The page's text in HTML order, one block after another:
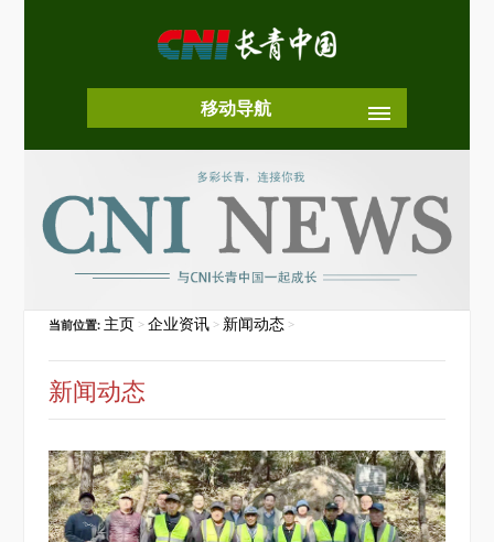
移动导航
当前位置: 主页 > 企业资讯 > 新闻动态 >
新闻动态